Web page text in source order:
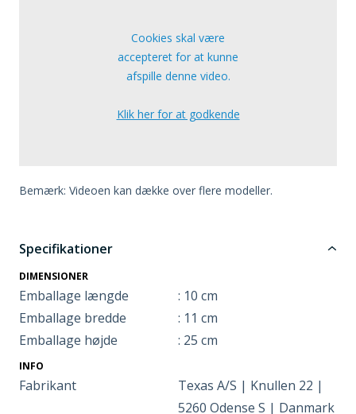
Cookies skal være
accepteret for at kunne
afspille denne video.
Klik her for at godkende
Bemærk: Videoen kan dække over flere modeller.
Specifikationer
DIMENSIONER
Emballage længde
: 10 cm
Emballage bredde
: 11 cm
Emballage højde
: 25 cm
INFO
Fabrikant
Texas A/S | Knullen 22 |
5260 Odense S | Danmark